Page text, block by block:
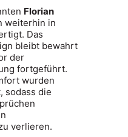
Florian
weiterhin in
Das
bleibt bewahrt
der
fortgeführt.
wurden
sodass die
verlieren.